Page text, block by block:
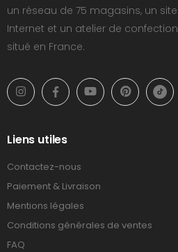
un réseau de 75 magasins, un site
Internet et un atelier de confection
situé en France.
Liens utiles
Contactez-nous
Paiement & Livraison
Mentions légales
Conditions générales de ventes
FAQ